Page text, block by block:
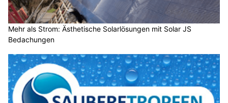
Mehr als Strom: Ästhetische Solarlösungen mit Solar JS
Bedachungen